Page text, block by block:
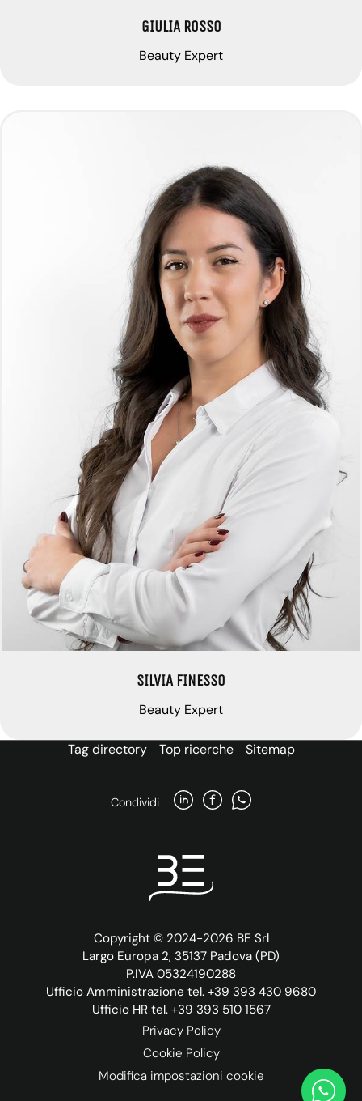
GIULIA ROSSO
Beauty Expert
SILVIA FINESSO
Beauty Expert
Tag directory Top ricerche Sitemap
Condividi
Copyright © 2024-2026 BE Srl
Largo Europa 2, 35137 Padova (PD)
P.IVA 05324190288
Ufficio Amministrazione tel. +39 393 430 9680
Ufficio HR tel. +39 393 510 1567
Privacy Policy
Cookie Policy
Modifica impostazioni cookie